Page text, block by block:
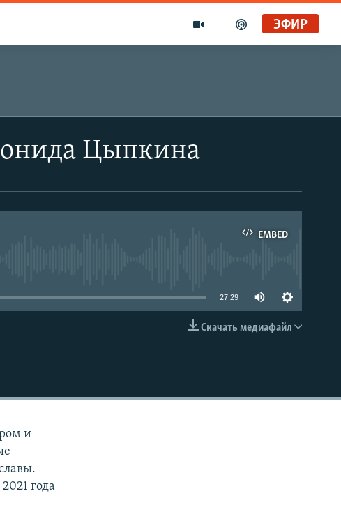
ЭФИР
Цыпкина
EMBED
EMBED
27:29
Скачать медиафайл
и
года